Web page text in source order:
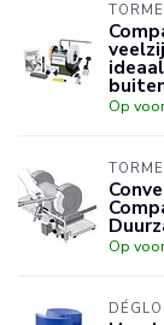
Op
Op